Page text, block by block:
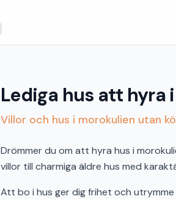
Lediga hus att hyra
Villor och hus i morokulien utan
Drömmer du om att hyra hus i
villor till charmiga äldre hus med
Att bo i hus ger dig frihet och